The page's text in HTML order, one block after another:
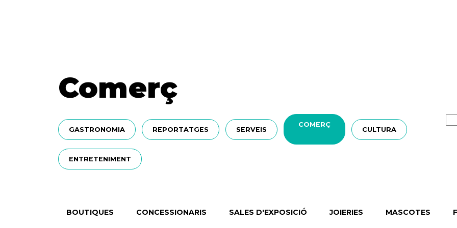
Comerç
GASTRONOMIA REPORTATGES SERVEIS
COMERÇ
CULTURA
ENTRETENIMENT
BOUTIQUES CONCESSIONARIS SALES D'EXPOSICIÓ JOIERIES MASCOTES